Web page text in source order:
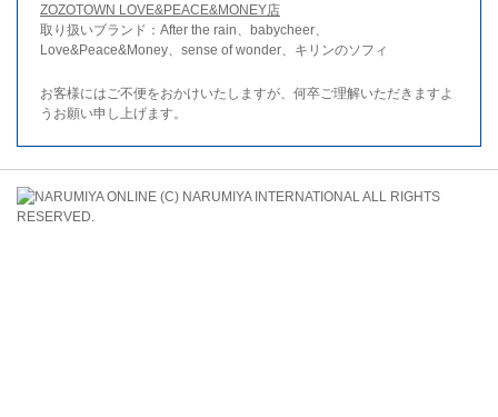
ZOZOTOWN LOVE&PEACE&MONEY店
取り扱いブランド：After the rain、babycheer、
Love&Peace&Money、sense of wonder、キリンのソフィ
お客様にはご不便をおかけいたしますが、何卒ご理解いただきますよ
うお願い申し上げます。